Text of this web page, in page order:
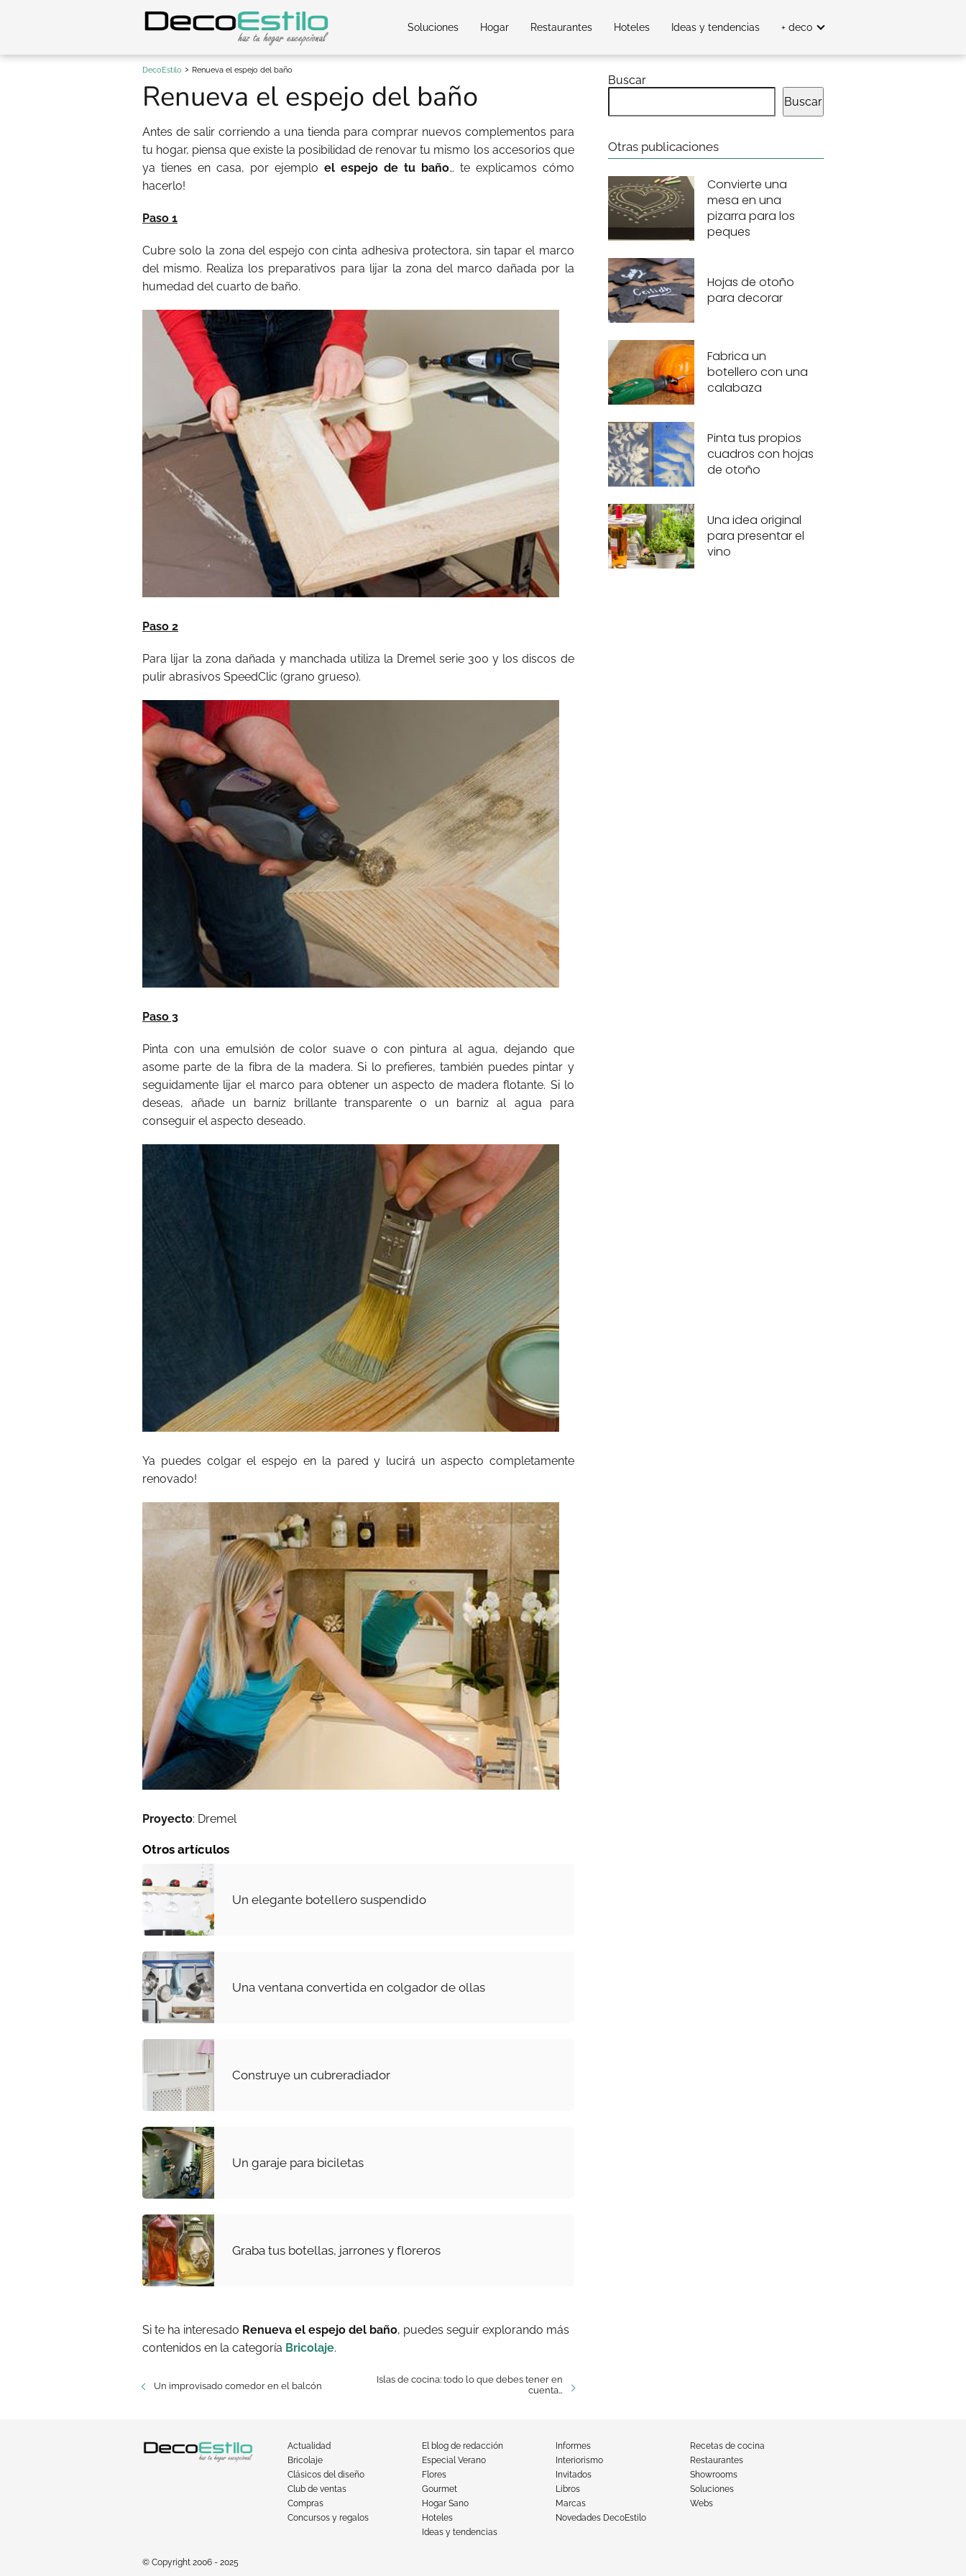
Soluciones Hogar Restaurantes Hoteles Ideas y tendencias + deco
DecoEstilo Renueva el espejo del baño
Renueva el espejo del baño
Antes de salir corriendo a una tienda para comprar nuevos complementos para
tu hogar, piensa que existe la posibilidad de renovar tu mismo los accesorios que
ya tienes en casa, por ejemplo el espejo de tu baño… te explicamos cómo
hacerlo!
Paso 1
Cubre solo la zona del espejo con cinta adhesiva protectora, sin tapar el marco
del mismo. Realiza los preparativos para lijar la zona del marco dañada por la
humedad del cuarto de baño.
Paso 2
Para lijar la zona dañada y manchada utiliza la Dremel serie 300 y los discos de
pulir abrasivos SpeedClic (grano grueso).
Paso 3
Pinta con una emulsión de color suave o con pintura al agua, dejando que
asome parte de la fibra de la madera. Si lo prefieres, también puedes pintar y
seguidamente lijar el marco para obtener un aspecto de madera flotante. Si lo
deseas, añade un barniz brillante transparente o un barniz al agua para
conseguir el aspecto deseado.
Ya puedes colgar el espejo en la pared y lucirá un aspecto completamente
renovado!
Proyecto: Dremel
Otros artículos
Un elegante botellero suspendido
Una ventana convertida en colgador de ollas
Construye un cubreradiador
Un garaje para biciletas
Graba tus botellas, jarrones y floreros
Si te ha interesado Renueva el espejo del baño, puedes seguir explorando más
contenidos en la categoría Bricolaje.
Un improvisado comedor en el balcón
Islas de cocina: todo lo que debes tener en
cuenta…
Buscar
Buscar
Otras publicaciones
Convierte una
mesa en una
pizarra para los
peques
Hojas de otoño
para decorar
Fabrica un
botellero con una
calabaza
Pinta tus propios
cuadros con hojas
de otoño
Una idea original
para presentar el
vino
Actualidad
Bricolaje
Clásicos del diseño
Club de ventas
Compras
Concursos y regalos
El blog de redacción
Especial Verano
Flores
Gourmet
Hogar Sano
Hoteles
Ideas y tendencias
Informes
Interiorismo
Invitados
Libros
Marcas
Novedades DecoEstilo
Recetas de cocina
Restaurantes
Showrooms
Soluciones
Webs
© Copyright 2006 - 2025